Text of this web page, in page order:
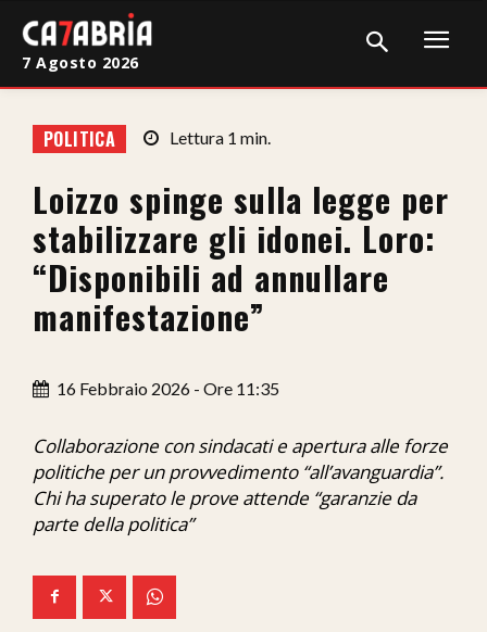
Cronaca
Giudiziaria
Politica
Sport
Sanità
Economia
Ita-Mondo
We Calabria
7 Agosto 2026
POLITICA Lettura 1 min.
Loizzo spinge sulla legge per
stabilizzare gli idonei. Loro:
“Disponibili ad annullare
manifestazione”
16 Febbraio 2026 - Ore 11:35
Collaborazione con sindacati e apertura alle forze
politiche per un provvedimento “all’avanguardia”.
Chi ha superato le prove attende “garanzie da
parte della politica”